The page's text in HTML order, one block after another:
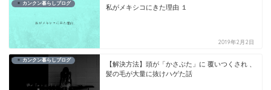
カンクン暮らしブログ
私がメキシコにきた理由 １
2019年2月2日
カンクン暮らしブログ
【解決方法】頭が「かさぶた」に 覆いつくされ 、
髪の毛が大量に抜けハゲた話